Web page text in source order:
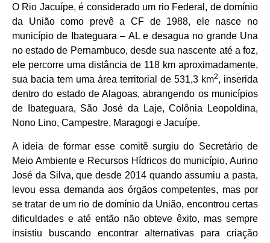
O Rio Jacuípe, é considerado um rio Federal, de domínio
da União como prevê a CF de 1988, ele nasce no
município de Ibateguara – AL e desagua no grande Una
no estado de Pernambuco, desde sua nascente até a foz,
ele percorre uma distância de 118 km aproximadamente,
sua bacia tem uma área territorial de 531,3 km2, inserida
dentro do estado de Alagoas, abrangendo os municípios
de Ibateguara, São José da Laje, Colônia Leopoldina,
Nono Lino, Campestre, Maragogi e Jacuípe.
A ideia de formar esse comitê surgiu do Secretário de
Meio Ambiente e Recursos Hídricos do município, Aurino
José da Silva, que desde 2014 quando assumiu a pasta,
levou essa demanda aos órgãos competentes, mas por
se tratar de um rio de domínio da União, encontrou certas
dificuldades e até então não obteve êxito, mas sempre
insistiu buscando encontrar alternativas para criação